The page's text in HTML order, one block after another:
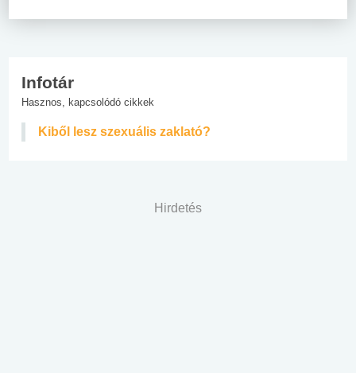
Infotár
Hasznos, kapcsolódó cikkek
Kiből lesz szexuális zaklató?
Hirdetés